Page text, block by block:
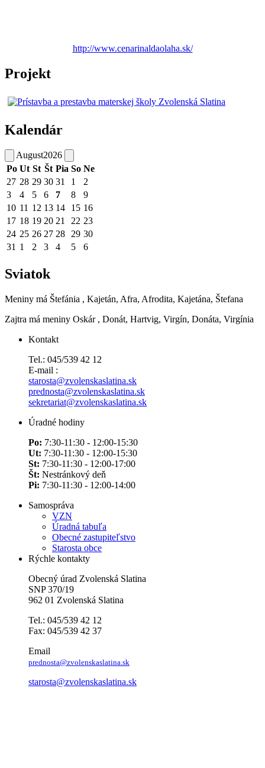
http://www.cenarinaldaolaha.sk/
Projekt
Kalendár
August2026
Po Ut St Št Pia So Ne
27 28 29 30 31 1
2
3
4 5 6 7 8
9
10 11 12 13 14 15 16
17 18 19 20 21 22 23
24 25 26 27 28 29 30
31 1 2 3 4 5 6
Sviatok
Meniny má Štefánia , Kajetán, Afra, Afrodita, Kajetána, Štefana
Zajtra má meniny Oskár , Donát, Hartvig, Virgín, Donáta, Virgínia
Kontakt
Tel.: 045/539 42 12
E-mail :
starosta@zvolenskaslatina.sk
prednosta@zvolenskaslatina.sk
sekretariat@zvolenskaslatina.sk
Úradné hodiny
Po: 7:30-11:30 - 12:00-15:30
Ut: 7:30-11:30 - 12:00-15:30
St: 7:30-11:30 - 12:00-17:00
Št: Nestránkový deň
Pi: 7:30-11:30 - 12:00-14:00
Samospráva
VZN
Úradná tabuľa
Obecné zastupiteľstvo
Starosta obce
Rýchle kontakty
Obecný úrad Zvolenská Slatina
SNP 370/19
962 01 Zvolenská Slatina
Tel.: 045/539 42 12
Fax: 045/539 42 37
Email
prednosta@zvolenskaslatina.sk
starosta@zvolenskaslatina.sk